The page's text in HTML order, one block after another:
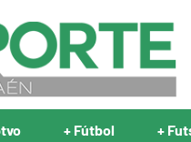
+ Fútbol +